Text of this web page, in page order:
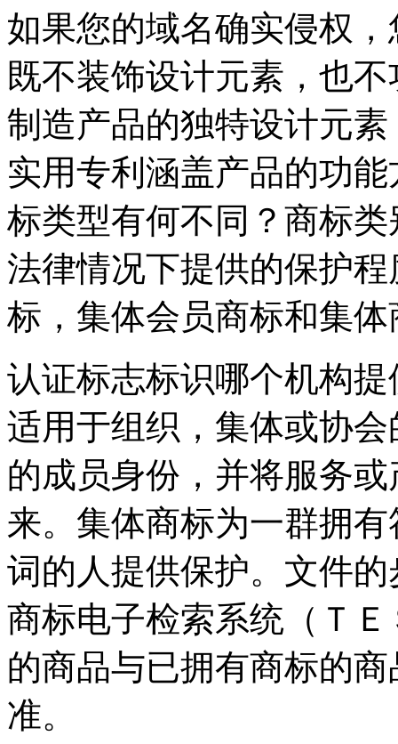
如果您的域名确实侵权
既不装饰设计元素，也
制造产品的独特设计元
实用专利涵盖产品的功
标类型有何不同？商标
法律情况下提供的保护
标，集体会员商标和集体
认证标志标识哪个机构
适用于组织，集体或协
的成员身份，并将服务
来。集体商标为一群拥
词的人提供保护。文件
商标电子检索系统（Ｔ
的商品与已拥有商标的
准。